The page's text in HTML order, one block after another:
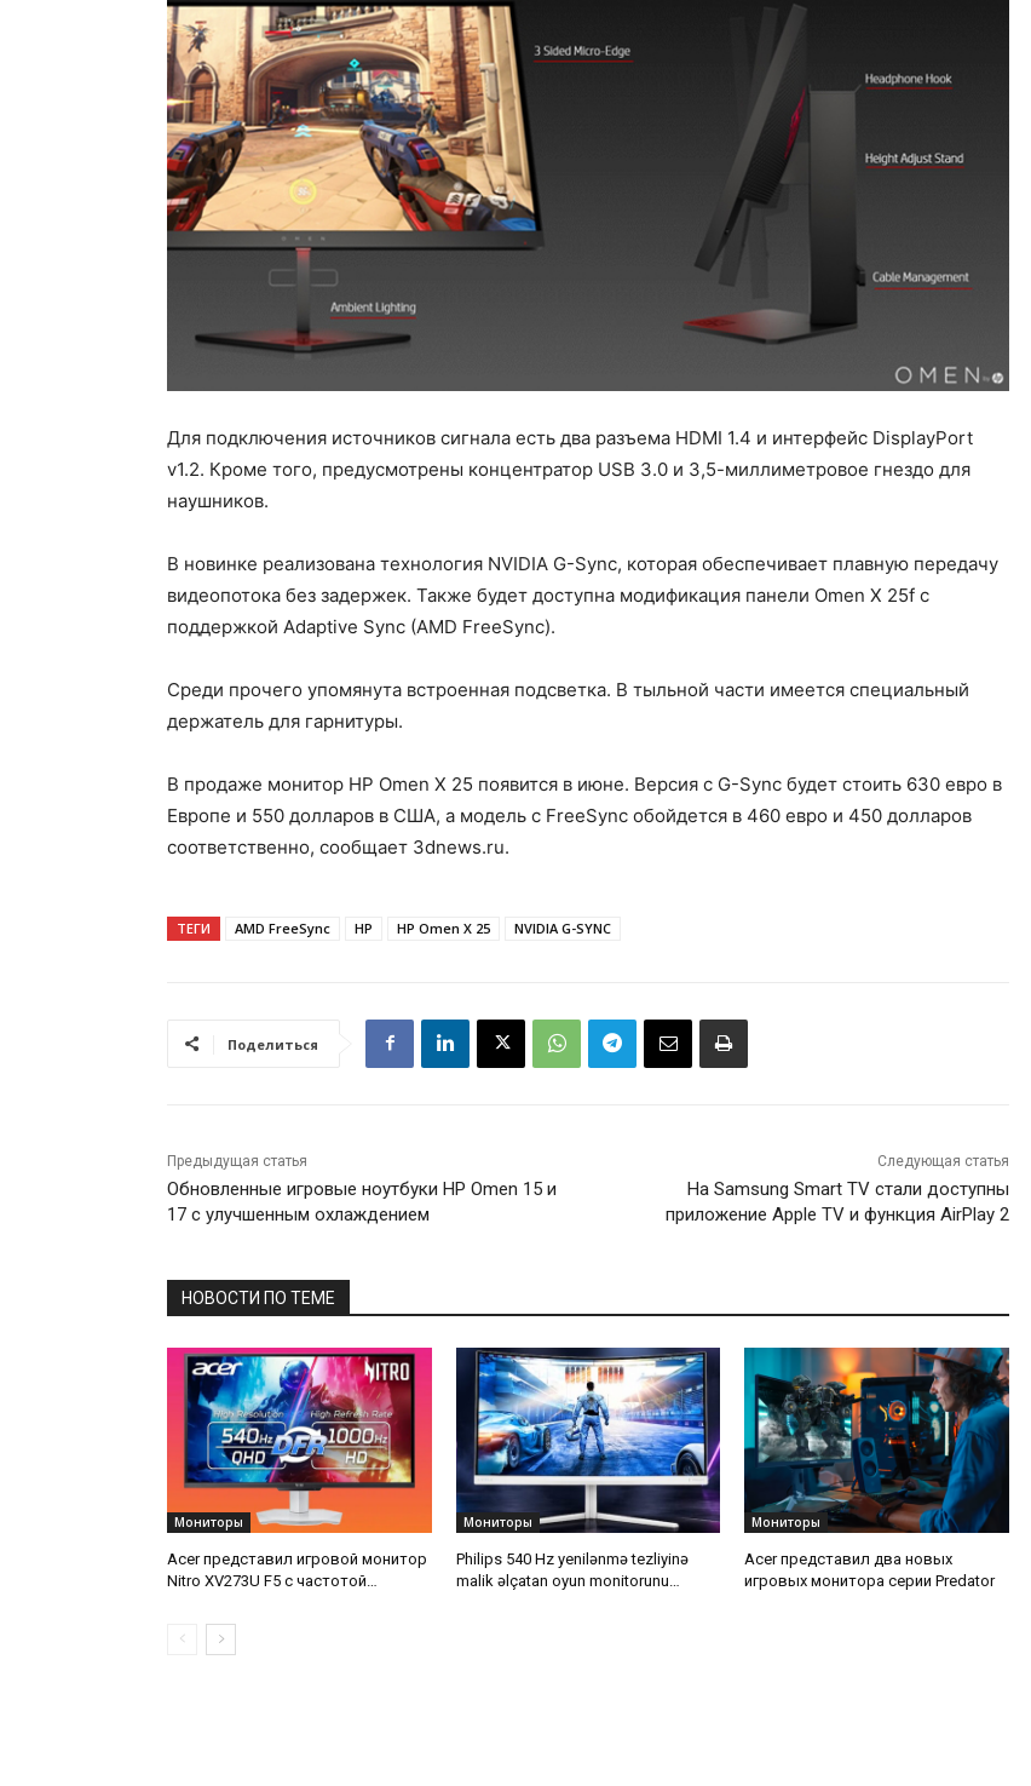
Для подключения источников сигнала есть два разъема HDMI 1.4 и интерфейс DisplayPort
v1.2. Кроме того, предусмотрены концентратор USB 3.0 и 3,5-миллиметровое гнездо для
наушников.
В новинке реализована технология NVIDIA G-Sync, которая обеспечивает плавную передачу
видеопотока без задержек. Также будет доступна модификация панели Omen X 25f с
поддержкой Adaptive Sync (AMD FreeSync).
Среди прочего упомянута встроенная подсветка. В тыльной части имеется специальный
держатель для гарнитуры.
В продаже монитор HP Omen X 25 появится в июне. Версия с G-Sync будет стоить 630 евро в
Европе и 550 долларов в США, а модель с FreeSync обойдется в 460 евро и 450 долларов
соответственно, сообщает 3dnews.ru.
ТЕГИ AMD FreeSync HP HP Omen X 25 NVIDIA G-SYNC
Поделиться
Предыдущая статья
Обновленные игровые ноутбуки HP Omen 15 и
17 с улучшенным охлаждением
Следующая статья
На Samsung Smart TV стали доступны
приложение Apple TV и функция AirPlay 2
НОВОСТИ ПО ТЕМЕ
Мониторы
Acer представил игровой монитор
Nitro XV273U F5 с частотой
Мониторы
Philips 540 Hz yenilənmə tezliyinə
malik əlçatan oyun monitorunu
Мониторы
Acer представил два новых
игровых монитора серии Predator